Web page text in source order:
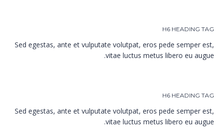
H6 HEADING TAG
Sed egestas, ante et vulputate volutpat, eros pede semper est,
vitae luctus metus libero eu augue.
H6 HEADING TAG
Sed egestas, ante et vulputate volutpat, eros pede semper est,
vitae luctus metus libero eu augue.